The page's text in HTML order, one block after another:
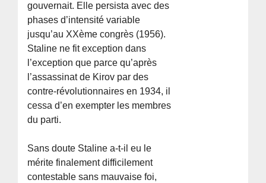
gouvernait. Elle persista avec des
phases d’intensité variable
jusqu’au XXème congrès (1956).
Staline ne fit exception dans
l’exception que parce qu’après
l’assassinat de Kirov par des
contre-révolutionnaires en 1934, il
cessa d’en exempter les membres
du parti.
Sans doute Staline a-t-il eu le
mérite finalement difficilement
contestable sans mauvaise foi,